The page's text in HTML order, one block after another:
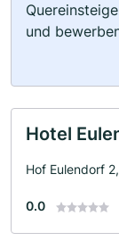
und
Hotel
Hof Eulendorf
0.0